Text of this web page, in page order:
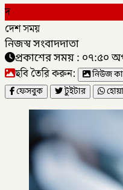
দ
দেশ সময়
নিজস্ব সংবাদদাতা
প্রকাশের সময় : ০৭:৫০
ছবি তৈরি করুন: নিউজ
ফেসবুক
টুইটার